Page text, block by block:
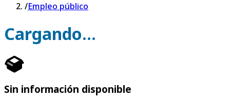
/Empleo público
Cargando...
Sin información disponible